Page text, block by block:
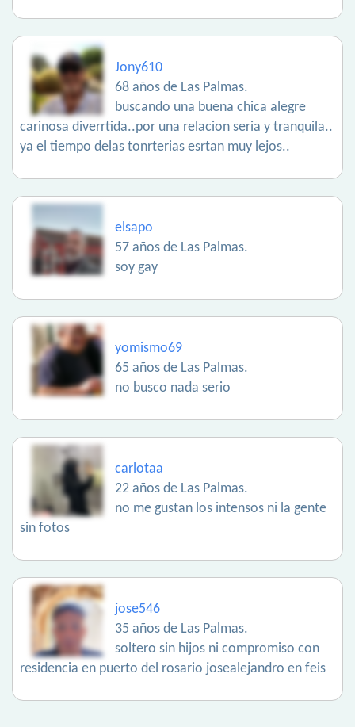
Jony610
68 años de Las Palmas.
buscando una buena chica alegre
carinosa diverrtida..por una relacion seria y tranquila..
ya el tiempo delas tonrterias esrtan muy lejos..
elsapo
57 años de Las Palmas.
soy gay
yomismo69
65 años de Las Palmas.
no busco nada serio
carlotaa
22 años de Las Palmas.
no me gustan los intensos ni la gente
sin fotos
jose546
35 años de Las Palmas.
soltero sin hijos ni compromiso con
residencia en puerto del rosario josealejandro en feis